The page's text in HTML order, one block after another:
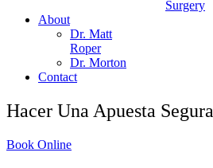
Surgery
About
Dr. Matt
Roper
Dr. Morton
Contact
Hacer Una Apuesta Segura
Book Online